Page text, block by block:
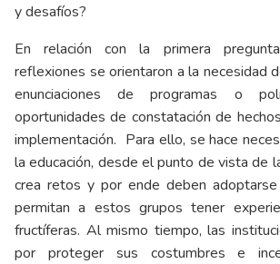
y desafíos?
En relación con la primera
reflexiones se orientaron a la necesidad
enunciaciones de programas o
oportunidades de constatación de
implementación. Para ello, se hace
la educación, desde el punto de vista de
crea retos y por ende deben
permitan a estos grupos tener
fructíferas. Al mismo tiempo, las
por proteger sus costumbres e